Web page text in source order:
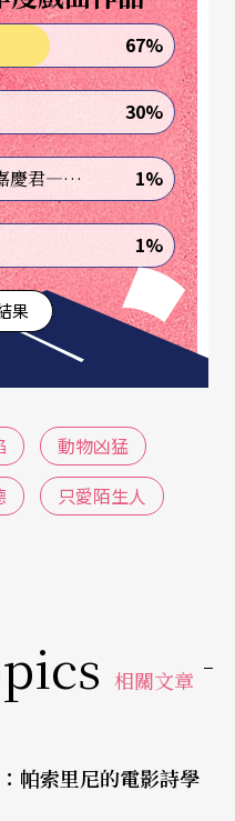
全球十大電影之首。
改編自小說《頑
播出），則捧紅了葛
我愛妳》，改編自王
馬影展也曾把尚-賈
。二○○○年《看上去
改拍成電影。
佳劇情片、最佳美術
金馬影展的《一半海
影展最佳劇情片大獎
凡與莫小奇成功詮釋
後淒涼的悲劇，點出
間的感情有著絕妙的
67%
30%
《轉生到異世界成為嘉慶君—發現我的祖先是詐騙集團!?》 1%
1%
果
動物凶猛
只愛陌生人
相關文章
帕索里尼的電影詩學